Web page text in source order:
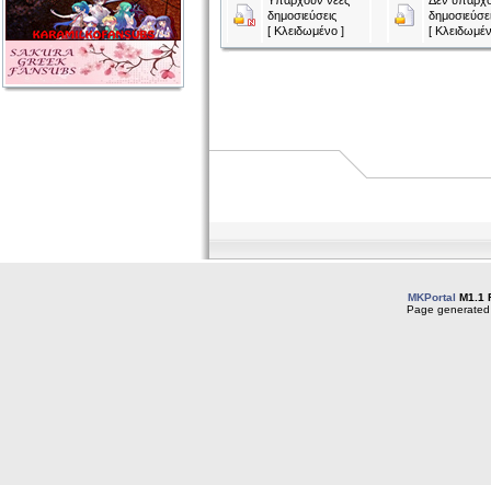
δημοσιεύσεις
[ Κλειδωμένο ]
[
MKPortal M1.1
Page